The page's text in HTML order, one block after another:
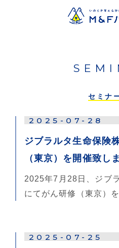
セミナ
2025-07-28
ジブラルタ生命保険
（東京）を開催致し
2025年7月28日、ジブ
にてがん研修（東京）
2025-07-25